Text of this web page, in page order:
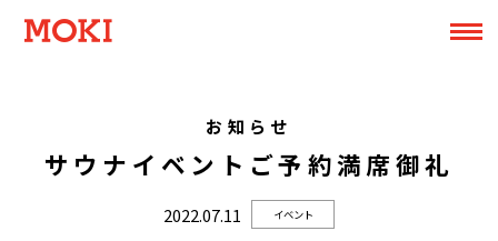
お知らせ
サウナイベントご予約満席御礼
2022.07.11 イベント